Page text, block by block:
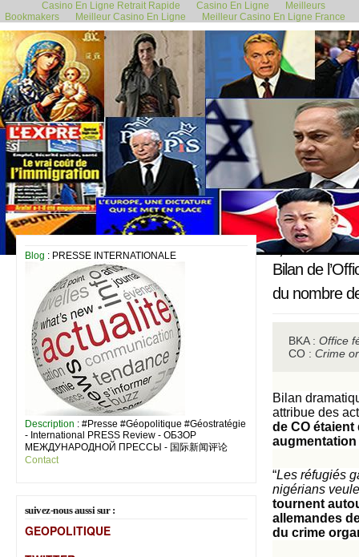
Casino En Ligne Retrait Rapide Casino En Ligne
Meilleurs
Bookmakers
Meilleur Casino En Ligne Meilleur Casino En Ligne France
Blog : PRESSE INTERNATIONALE
Description : #Presse #Géopolitique #Géostratégie
- International PRESS Review - ОБЗОР
МЕЖДУНАРОДНОЙ ПРЕССЫ - 国际新闻评论
Contact
suivez-nous aussi sur :
GEOPOLITIQUE
2 juillet 2021
Bilan de
du nombre
BKA : Office
CO : Crime
Bilan
attribue des
de CO
augmentation
“Les réfugiés
nigérians
tournent
allemandes
du crime